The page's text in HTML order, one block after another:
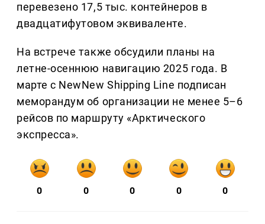
перевезено 17,5 тыс. контейнеров в
двадцатифутовом эквиваленте.
На встрече также обсудили планы на
летне-осеннюю навигацию 2025 года. В
марте с NewNew Shipping Line подписан
меморандум об организации не менее 5–6
рейсов по маршруту «Арктического
экспресса».
0 0 0 0 0